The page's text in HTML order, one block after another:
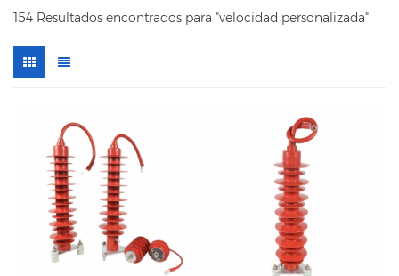
154 Resultados encontrados para "velocidad personalizada"